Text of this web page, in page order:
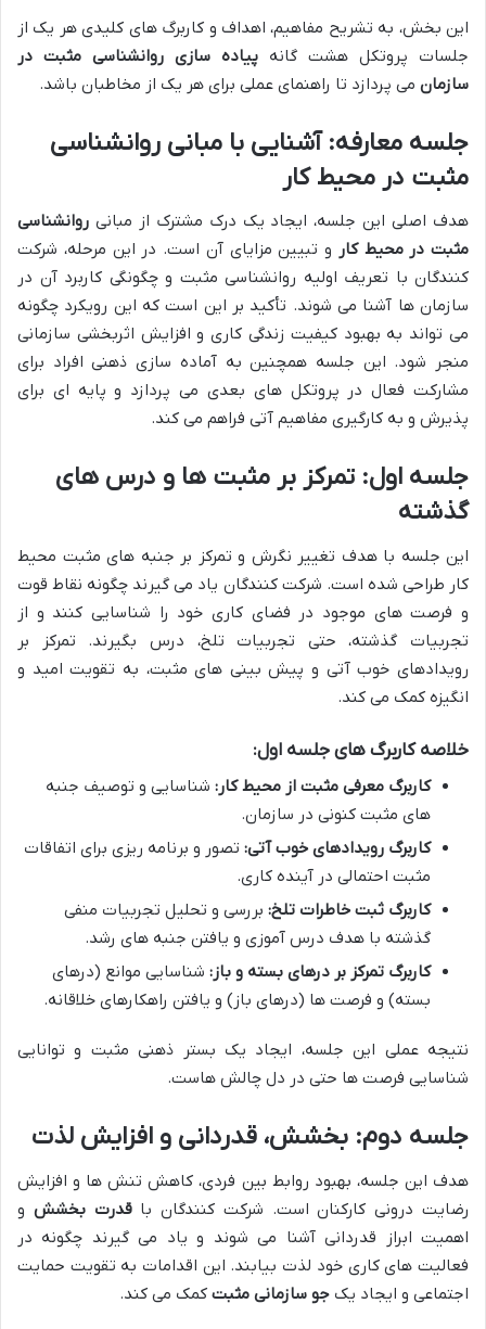
این بخش، به تشریح مفاهیم، اهداف و کاربرگ های کلیدی هر یک از
جلسات پروتکل هشت گانه پیاده سازی روانشناسی مثبت در
سازمان می پردازد تا راهنمای عملی برای هر یک از مخاطبان باشد.
جلسه معارفه: آشنایی با مبانی روانشناسی
مثبت در محیط کار
هدف اصلی این جلسه، ایجاد یک درک مشترک از مبانی روانشناسی
مثبت در محیط کار و تبیین مزایای آن است. در این مرحله، شرکت
کنندگان با تعریف اولیه روانشناسی مثبت و چگونگی کاربرد آن در
سازمان ها آشنا می شوند. تأکید بر این است که این رویکرد چگونه
می تواند به بهبود کیفیت زندگی کاری و افزایش اثربخشی سازمانی
منجر شود. این جلسه همچنین به آماده سازی ذهنی افراد برای
مشارکت فعال در پروتکل های بعدی می پردازد و پایه ای برای
پذیرش و به کارگیری مفاهیم آتی فراهم می کند.
جلسه اول: تمرکز بر مثبت ها و درس های
گذشته
این جلسه با هدف تغییر نگرش و تمرکز بر جنبه های مثبت محیط
کار طراحی شده است. شرکت کنندگان یاد می گیرند چگونه نقاط قوت
و فرصت های موجود در فضای کاری خود را شناسایی کنند و از
تجربیات گذشته، حتی تجربیات تلخ، درس بگیرند. تمرکز بر
رویدادهای خوب آتی و پیش بینی های مثبت، به تقویت امید و
انگیزه کمک می کند.
خلاصه کاربرگ های جلسه اول:
کاربرگ معرفی مثبت از محیط کار: شناسایی و توصیف جنبه
های مثبت کنونی در سازمان.
کاربرگ رویدادهای خوب آتی: تصور و برنامه ریزی برای اتفاقات
مثبت احتمالی در آینده کاری.
کاربرگ ثبت خاطرات تلخ: بررسی و تحلیل تجربیات منفی
گذشته با هدف درس آموزی و یافتن جنبه های رشد.
کاربرگ تمرکز بر درهای بسته و باز: شناسایی موانع (درهای
بسته) و فرصت ها (درهای باز) و یافتن راهکارهای خلاقانه.
نتیجه عملی این جلسه، ایجاد یک بستر ذهنی مثبت و توانایی
شناسایی فرصت ها حتی در دل چالش هاست.
جلسه دوم: بخشش، قدردانی و افزایش لذت
هدف این جلسه، بهبود روابط بین فردی، کاهش تنش ها و افزایش
رضایت درونی کارکنان است. شرکت کنندگان باقدرت بخشش و
اهمیت ابراز قدردانی آشنا می شوند و یاد می گیرند چگونه در
فعالیت های کاری خود لذت بیابند. این اقدامات به تقویت حمایت
اجتماعی و ایجاد یک جو سازمانی مثبت کمک می کند.